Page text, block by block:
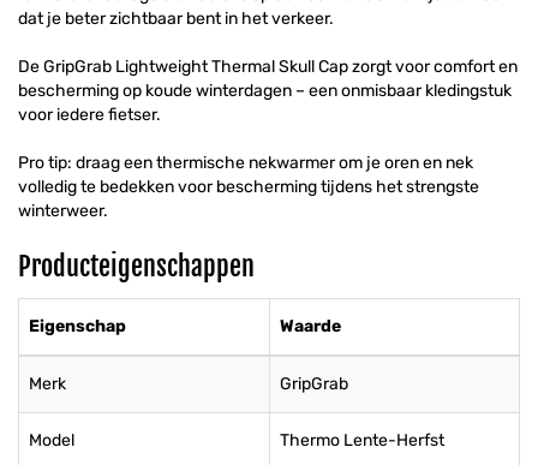
dat je beter zichtbaar bent in het verkeer.
De GripGrab Lightweight Thermal Skull Cap zorgt voor comfort en
bescherming op koude winterdagen – een onmisbaar kledingstuk
voor iedere fietser.
Pro tip: draag een thermische nekwarmer om je oren en nek
volledig te bedekken voor bescherming tijdens het strengste
winterweer.
Producteigenschappen
Eigenschap Waarde
Merk GripGrab
Model
Thermo Lente-Herfst